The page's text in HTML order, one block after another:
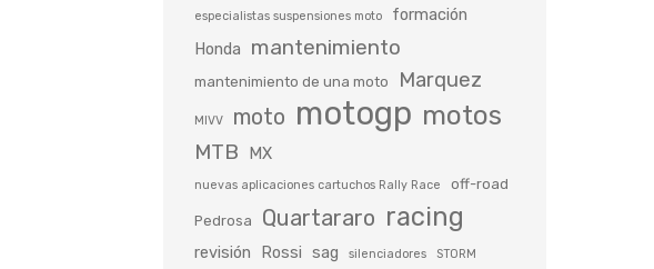
especialistas suspensiones moto
formación
Honda
mantenimiento
mantenimiento de una moto Marquez
MIVV moto motogp motos
MTB MX
nuevas aplicaciones cartuchos Rally Race off-road
Pedrosa Quartararo racing
revisión Rossi sag silenciadores STORM